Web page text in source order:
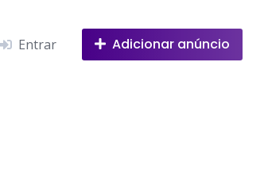
Entrar Adicionar anúncio